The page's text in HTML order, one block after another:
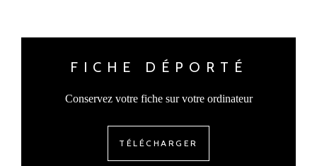
FICHE DÉPORTÉ
Conservez votre fiche sur votre ordinateur
TÉLÉCHARGER